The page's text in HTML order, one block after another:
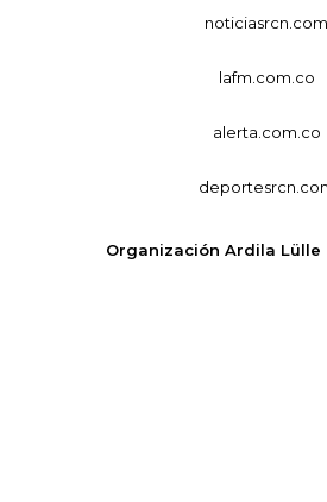
noticiasrcn.com
lafm.com.co
alerta.com.co
Organización Ardila Lülle